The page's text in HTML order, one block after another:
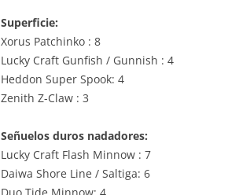
Superficie:
Xorus Patchinko : 8
Lucky Craft Gunfish / Gunnish : 4
Heddon Super Spook: 4
Zenith Z-Claw : 3
Señuelos duros nadadores:
Lucky Craft Flash Minnow : 7
Daiwa Shore Line / Saltiga: 6